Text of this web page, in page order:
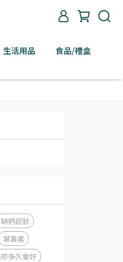
生活用品
食品/禮盒
缺鈣症狀
葉黃素
多久會好